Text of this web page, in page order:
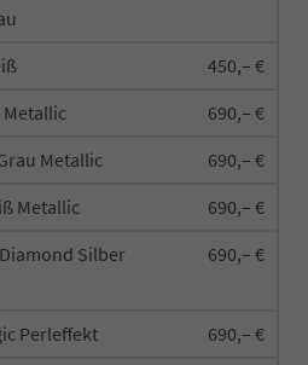
450,– €
Metallic 690,– €
Metallic 690,– €
Metallic 690,– €
Silber
690,– €
Perleffekt 690,– €